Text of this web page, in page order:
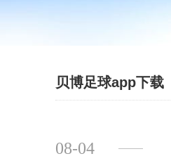
贝博足球app下载
08-04